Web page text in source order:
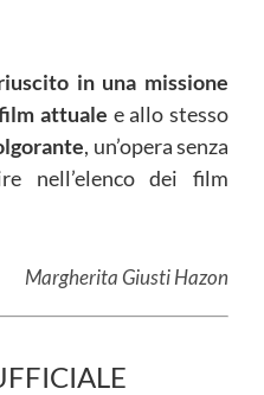
in una missione
attuale e allo stesso
, un’opera senza
nell’elenco dei film
Margherita Giusti Hazon